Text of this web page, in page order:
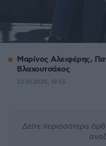
Μαρίνος Αλειφέρης,
Βλαχουτσάκος
23.01.2025, 19:55
Δείτε περισσότερα